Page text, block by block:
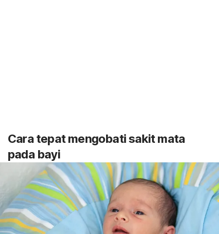
Cara tepat mengobati sakit mata
pada bayi